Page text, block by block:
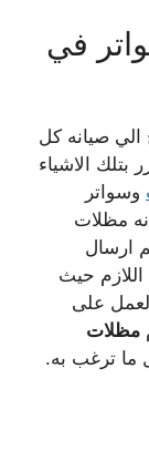
في
الي صيانه كل
الاشياء
وسواتر
مظلات
ارسال
حيث
على
مظلات
ما ترغب به.